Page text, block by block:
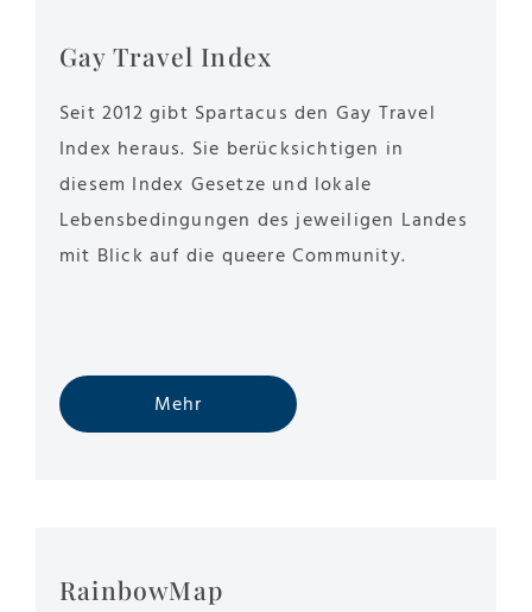
Gay Travel Index
Seit 2012 gibt Spartacus den Gay Travel
Index heraus. Sie berücksichtigen in
diesem Index Gesetze und lokale
Lebensbedingungen des jeweiligen Landes
mit Blick auf die queere Community.
Mehr
RainbowMap